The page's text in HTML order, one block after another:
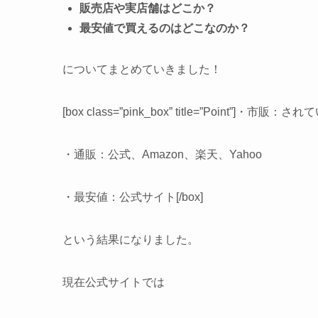
販売店や実店舗はどこか？
最安値で買えるのはどこなのか？
についてまとめていきました！
[box class=”pink_box” title=”Point”]・市販：され
・通販：公式、Amazon、楽天、Yahoo
・最安値：公式サイト[/box]
という結果になりました。
現在公式サイトでは